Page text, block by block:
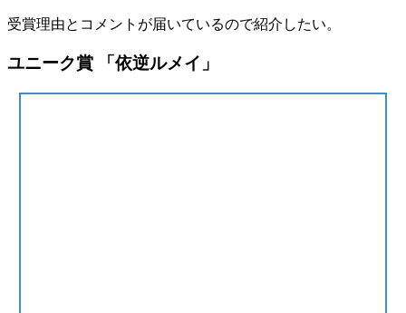
受賞理由とコメントが届いているので紹介したい。
ユニーク賞 「依逆ルメイ」